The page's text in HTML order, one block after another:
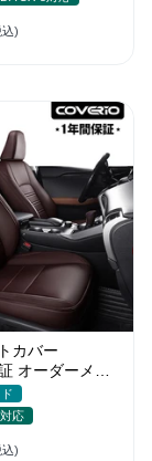
)
カバー
オーダーメイ
防水 軽/普自動
応
)